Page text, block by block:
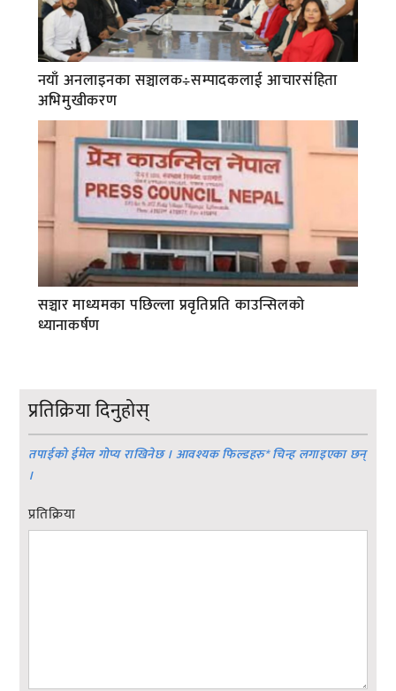
नयाँ अनलाइनका सञ्चालक÷सम्पादकलाई आचारसंहिता
अभिमुखीकरण
सञ्चार माध्यमका पछिल्ला प्रवृतिप्रति काउन्सिलको
ध्यानाकर्षण
प्रतिक्रिया दिनुहोस्
तपाईको ईमेल गोप्य राखिनेछ । आवश्यक फिल्डहरु*चिन्ह लगाइएका छन्
।
प्रतिक्रिया